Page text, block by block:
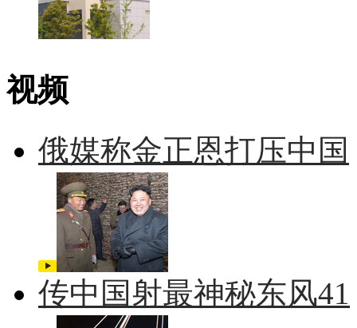
视频
俄媒称金正恩打压中国
传中国射最神秘东风41